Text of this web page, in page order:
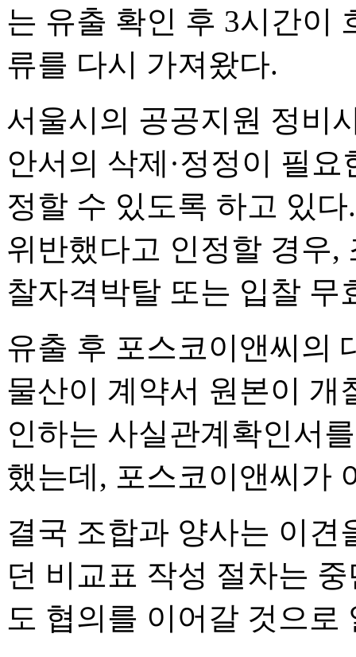
는 유출 확인 후 3시간이
류를 다시 가져왔다.
서울시의 공공지원 정비
안서의 삭제·정정이 필
정할 수 있도록 하고 있
위반했다고 인정할 경우,
찰자격박탈 또는 입찰 무
유출 후 포스코이앤씨의
물산이 계약서 원본이 개
인하는 사실관계확인서
했는데, 포스코이앤씨가
결국 조합과 양사는 이견
던 비교표 작성 절차는
도 협의를 이어갈 것으로